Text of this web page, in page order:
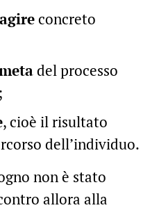
agireconcreto
del processo
, cioè il risultato
dell’individuo.
non è stato
allora alla